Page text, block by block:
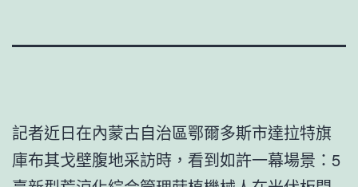
記者近日在內蒙古自治區鄂爾多斯市達拉特旗
庫布其戈壁腹地采訪時，看到如許一幕場景：5